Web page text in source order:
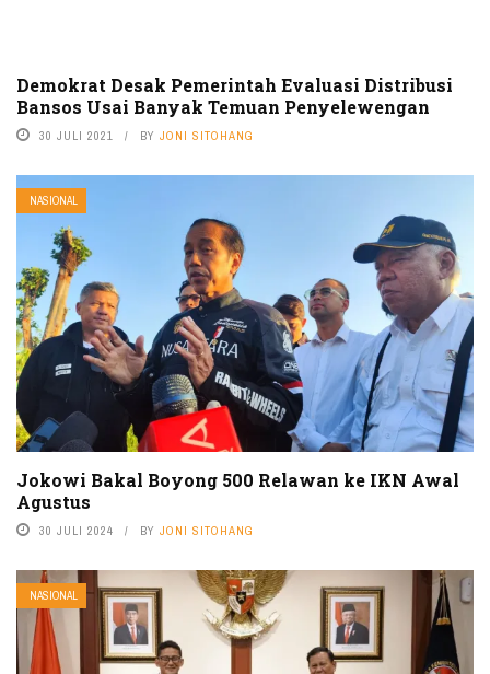
Demokrat Desak Pemerintah Evaluasi Distribusi
Bansos Usai Banyak Temuan Penyelewengan
30 JULI 2021 BY JONI SITOHANG
NASIONAL
Jokowi Bakal Boyong 500 Relawan ke IKN Awal
Agustus
30 JULI 2024 BY JONI SITOHANG
NASIONAL